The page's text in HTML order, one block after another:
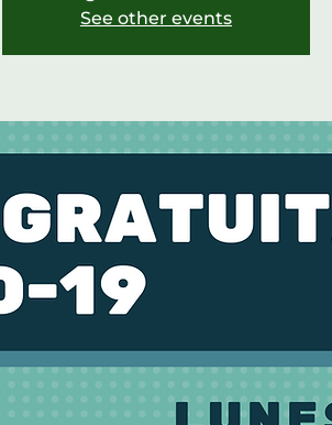
See other events